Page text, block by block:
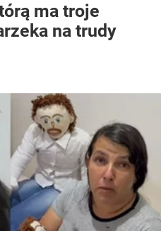
ma troje
na trudy